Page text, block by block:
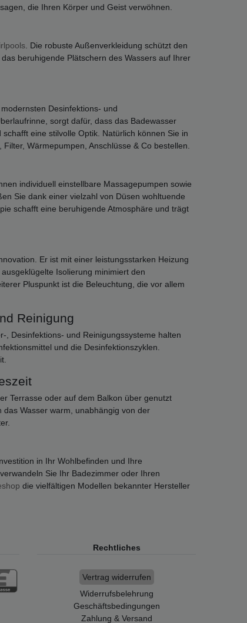
die Ihren Körper und Geist verwöhnen.
. Die robuste Außenverkleidung schützt den
beruhigende Plätschern des Wassers auf Ihrer
modernsten Desinfektions- und
sorgt dafür, dass das Badewasser
eine stilvolle Optik. Natürlich können Sie in
Wärmepumpen, Anschlüsse & Co bestellen.
individuell einstellbare Massagepumpen sowie
Sie dank einer vielzahl von Düsen wohltuende
schafft eine beruhigende Atmosphäre und trägt
Er ist mit einer leistungsstarken Heizung
Isolierung minimiert den
Pluspunkt ist die Beleuchtung, die vor allem
Reinigung
, Desinfektions- und Reinigungssysteme halten
und die Desinfektionszyklen.
Terrasse oder auf dem Balkon über genutzt
Wasser warm, unabhängig von der
in Ihr Wohlbefinden und Ihre
Sie Ihr Badezimmer oder Ihren
die vielfältigen Modellen bekannter Hersteller
Rechtliches
Vertrag widerrufen
Widerrufsbelehrung
Geschäftsbedingungen
Zahlung & Versand